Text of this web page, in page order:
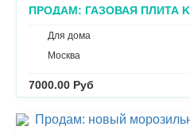
ПРОДАМ: ГАЗОВАЯ ПЛИТА
Для дома
Москва
7000.00 Руб